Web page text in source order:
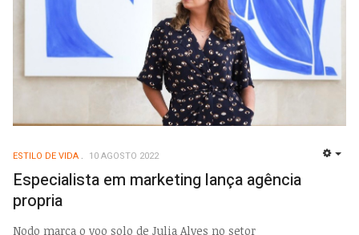
ESTILO DE VIDA 10 AGOSTO 2022
Especialista em marketing lança agência
propria
Nodo marca o voo solo de Julia Alves no setor